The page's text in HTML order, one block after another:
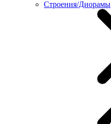
Строения/Диорамы